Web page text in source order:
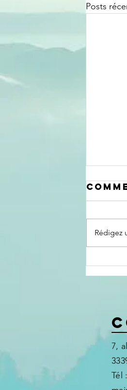
Posts
à
Rédigez
7,
Tél